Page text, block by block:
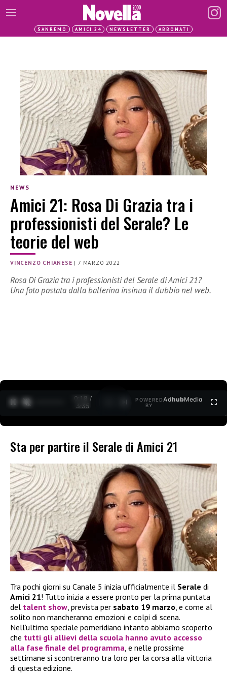
SANREMO AMICI 24 NEWSLETTER ABBONATI
NEWS
Amici 21: Rosa Di Grazia tra i
professionisti del Serale? Le
teorie del web
VINCENZO CHIANESE |7 MARZO 2022
Rosa Di Grazia tra i professionisti del Serale di Amici 21?
Una foto postata dalla ballerina insinua il dubbio nel web.
0:19 /
3:35
POWERED
BY
AdhubMedia
Sta per partire il Serale di Amici 21
Tra pochi giorni su Canale 5 inizia ufficialmente il Serale di
Amici 21! Tutto inizia a essere pronto per la prima puntata
del talent show, prevista per sabato 19 marzo, e come al
solito non mancheranno emozioni e colpi di scena.
Nell’ultimo speciale pomeridiano intanto abbiamo scoperto
che tutti gli allievi della scuola hanno avuto accesso
alla fase finale del programma, e nelle prossime
settimane si scontreranno tra loro per la corsa alla vittoria
di questa edizione.